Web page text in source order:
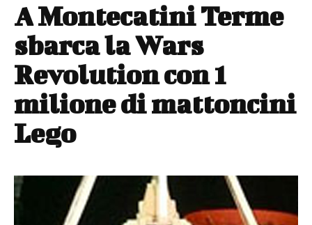
A Montecatini Terme
sbarca la Wars
Revolution con 1
milione di mattoncini
Lego